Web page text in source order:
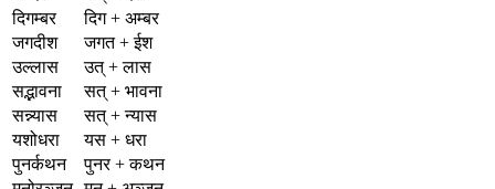
दिगम्बर
दिग + अम्बर
जगदीश
जगत + ईश
उल्लास
उत् + लास
सद्भावना
सत् + भावना
सन्न्यास
सत् + न्यास
यशोधरा
यस + धरा
पुनर्कथन
पुनर + कथन